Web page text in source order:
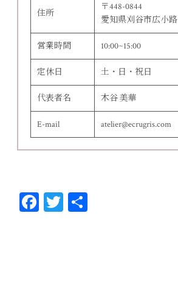
住所
〒448-0844
愛知県刈谷市広小路
営業時間 10:00~15:00
定休日 土・日・祝日
代表者名 木谷 美華
E-mail atelier@ecrugris.com
Fa T